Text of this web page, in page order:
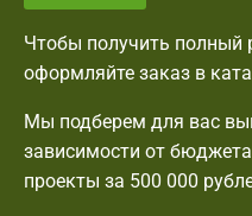
Чтобы получить полный
оформляйте заказ в
Мы подберем для вас
зависимости от
проекты за 500 000